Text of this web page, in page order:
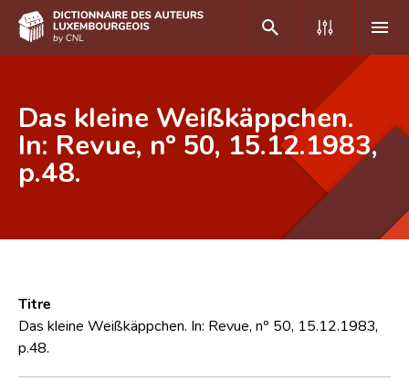
DE FR
Accueil
Recherche avancée
CNL
Équipe scientifique
Das kleine Weißkäppchen.
In: Revue, nº 50, 15.12.1983,
p.48.
Titre
Das kleine Weißkäppchen. In: Revue, nº 50, 15.12.1983,
p.48.